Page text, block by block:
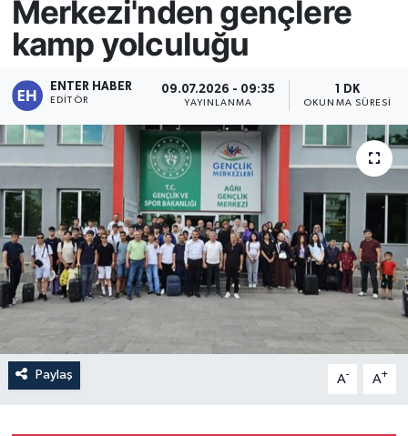
Merkezi'nden gençlere
kamp yolculuğu
ENTER HABER
EDITÖR
09.07.2026 - 09:35
YAYINLANMA
1 DK
OKUNMA SÜRESI
Paylaş A- A+